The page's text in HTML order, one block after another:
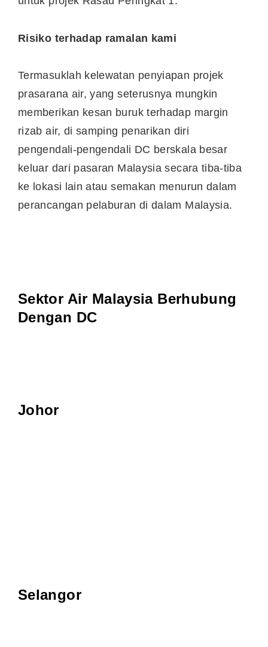
Risiko terhadap ramalan kami
Termasuklah kelewatan penyiapan projek
prasarana air, yang seterusnya mungkin
memberikan kesan buruk terhadap margin
rizab air, di samping penarikan diri
pengendali-pengendali DC berskala besar
keluar dari pasaran Malaysia secara tiba-tiba
ke lokasi lain atau semakan menurun dalam
perancangan pelaburan di dalam Malaysia.
Sektor Air Malaysia Berhubung
Dengan DC
Johor
Selangor